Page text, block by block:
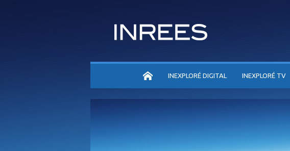
ACCUEILINEXPLORÉ DIGITAL INEXPLORÉ TV